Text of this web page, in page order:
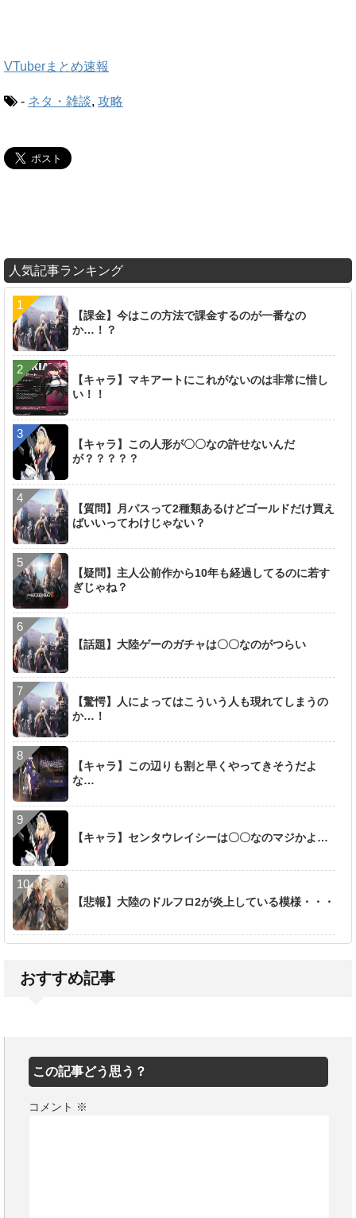
VTuberまとめ速報
- ネタ・雑談, 攻略
人気記事ランキング
【課金】今はこの方法で課金するのが一番なの
か…！？
【キャラ】マキアートにこれがないのは非常に惜し
い！！
【キャラ】この人形が〇〇なの許せないんだ
が？？？？？
【質問】月パスって2種類あるけどゴールドだけ買え
ばいいってわけじゃない？
【疑問】主人公前作から10年も経過してるのに若す
ぎじゃね？
【話題】大陸ゲーのガチャは〇〇なのがつらい
【驚愕】人によってはこういう人も現れてしまうの
か…！
【キャラ】この辺りも割と早くやってきそうだよ
な…
【キャラ】センタウレイシーは〇〇なのマジかよ…
【悲報】大陸のドルフロ2が炎上している模様・・・
おすすめ記事
この記事どう思う？
コメント ※